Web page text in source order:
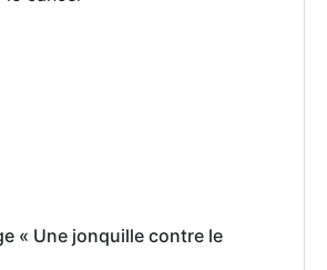
« Une jonquille contre le